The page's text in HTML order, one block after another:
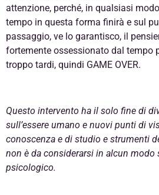
attenzione, perché, in qualsiasi
tempo in questa forma finirà e sul
passaggio, ve lo garantisco, il
fortemente ossessionato dal tempo
troppo tardi, quindi GAME OVER.
Questo intervento ha il solo fine di
sull’essere umano e nuovi punti di
conoscenza e di studio e strumenti
non è da considerarsi in alcun
psicologico.